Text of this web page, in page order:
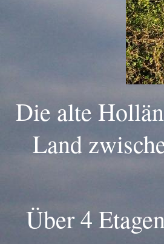
Die alte
Land
Über 4